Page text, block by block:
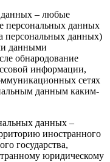
данных – любые
персональных данных
персональных данных)
данными
обнародование
информации,
сетях
данным каким-
данных –
иностранного
государства,
юридическому